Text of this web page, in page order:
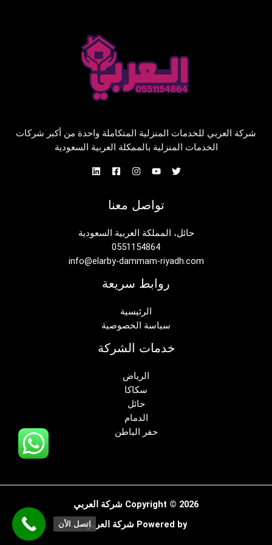
شركة العربي للخدمات المنزلية المتكاملة واحدة من أكبر شركات
الخدمات المنزلية بالممكلة العربية السعودية
تواصل معنا
حائل، المملكة العربية السعودية
0551154864
info@elarby-dammam-riyadh.com
روابط سريعة
الرئيسية
سياسة الخصوصية
خدمات الشركة
الرياض
سكاكا
حائل
الدمام
حفر الباطن
Copyright © 2026 شركة العربي
Powered by شركة العربي
اتصل الأن